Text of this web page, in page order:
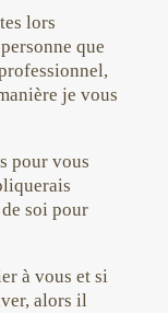
lors
que
je vous
pour vous
soi pour
à vous et si
alors il